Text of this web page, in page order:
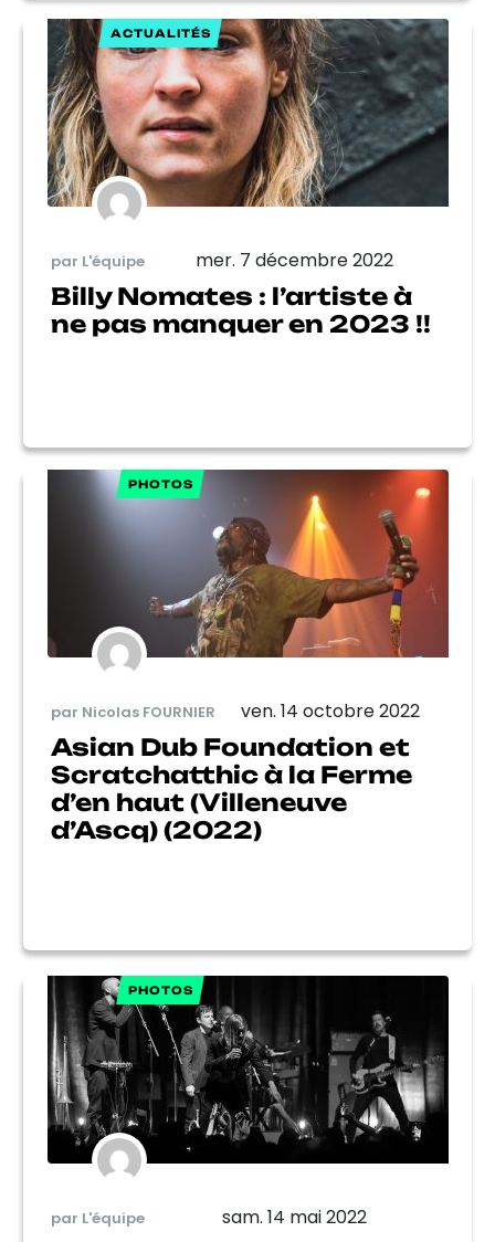
ACTUALITÉS
par L'équipe mer. 7 décembre 2022
Billy Nomates : l’artiste à
ne pas manquer en 2023 !!
PHOTOS
par Nicolas FOURNIER ven. 14 octobre 2022
Asian Dub Foundation et
Scratchatthic à la Ferme
d’en haut (Villeneuve
d’Ascq) (2022)
PHOTOS
par L'équipe sam. 14 mai 2022